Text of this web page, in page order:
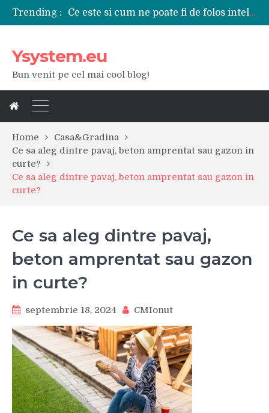
Trending :
Ce este si cum ne poate fi de folos inteligenta artificiala?
Tipuri de polizoare de care este nevoie intr-un atelier
Cele mai bune smartphone-uri lansate in anul 2024
Ysystem.eu
Bun venit pe cel mai cool blog!
Home
Casa&Gradina
Ce sa aleg dintre pavaj, beton amprentat sau gazon in
curte?
Ce sa aleg dintre pavaj, beton amprentat sau gazon in
curte?
Ce sa aleg dintre pavaj,
beton amprentat sau gazon
in curte?
septembrie 18, 2024 CMIonut